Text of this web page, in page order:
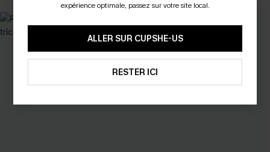
expérience optimale, passez sur votre site local.
ALLER SUR CUPSHE-US
RESTER ICI